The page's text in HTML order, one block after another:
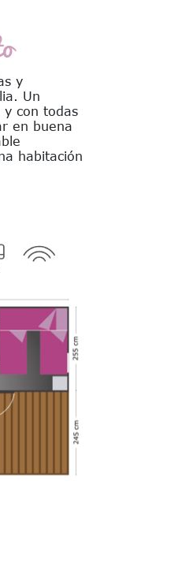
y
Un
con todas
en buena
habitación